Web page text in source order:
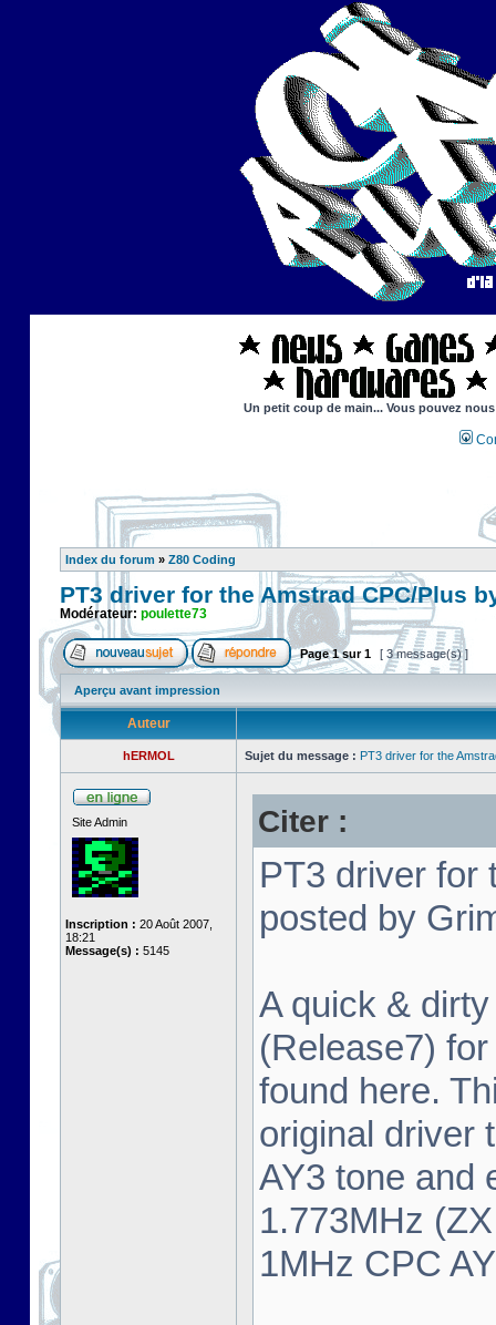
Un petit coup de main... Vous pouvez
Index du forum » Z80 Coding
PT3 driver for the Amstrad CPC/Plus
Modérateur: poulette73
Page1sur1 [ 3 message(s) ]
Aperçu avant impression
Auteur
hERMOL Sujet du message : PT3 driver for the
Site Admin
Inscription : 20 Août 2007,
18:21
Message(s) : 5145
Citer :
PT3 driver for
posted by
A quick &
(Release7)
found here.
original driver
AY3 tone and
1.773MHz
1MHz CPC